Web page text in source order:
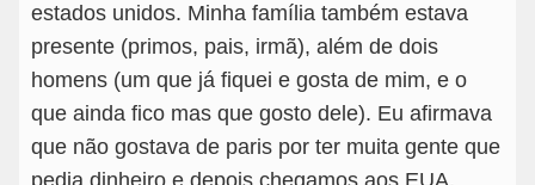
estados unidos. Minha família também estava
presente (primos, pais, irmã), além de dois
homens (um que já fiquei e gosta de mim, e o
que ainda fico mas que gosto dele). Eu afirmava
que não gostava de paris por ter muita gente que